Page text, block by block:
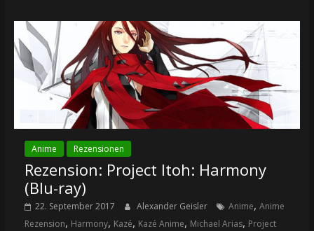
Anime Rezensionen
Rezension: Project Itoh: Harmony
(Blu-ray)
22. September 2017 Alexander Geisler Anime, Anime
Rezension, Harmony, Kazé, Kazé Anime, Michael Arias, Project